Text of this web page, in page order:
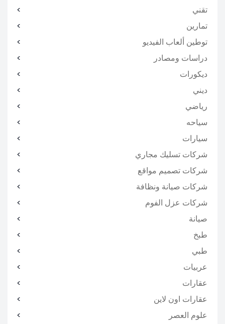
تقني
تمارين
توطين ألعاب الفيديو
دراسات ومصادر
ديكورات
ديني
رياضي
سياحه
سيارات
شركات تسليك مجاري
شركات تصميم مواقع
شركات صيانة ونظافة
شركات عزل الفوم
صيانة
طبخ
طبي
عربيات
عقارات
عقارات اون لاين
علوم العصر